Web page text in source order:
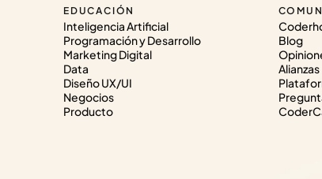
EDUCACIÓN
Inteligencia Artificial
Programación y Desarrollo
Marketing Digital
Data
Diseño UX/UI
Negocios
Producto
Blog
Alianzas